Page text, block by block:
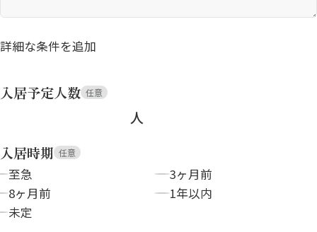
詳細な条件を追加
入居予定人数 任意
人
入居時期 任意
至急
3ヶ月前
8ヶ月前
1年以内
未定